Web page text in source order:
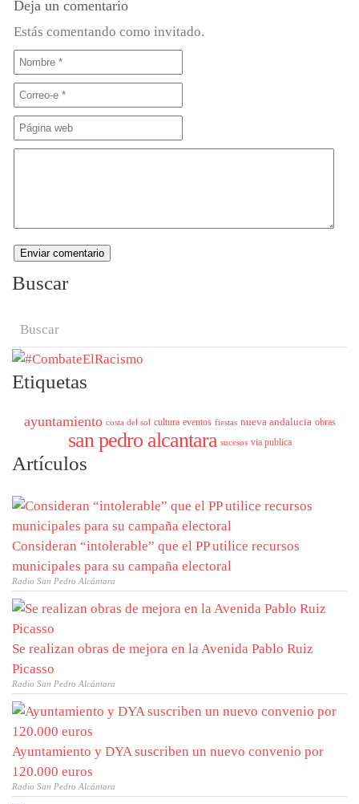
Deja un comentario
Estás comentando como invitado.
Buscar
Etiquetas
ayuntamiento costa del sol cultura eventos fiestas nueva andalucia obras
san pedro alcantara sucesos via publica
Artículos
Consideran “intolerable” que el PP utilice recursos
municipales para su campaña electoral
Radio San Pedro Alcántara
Se realizan obras de mejora en la Avenida Pablo Ruiz
Picasso
Radio San Pedro Alcántara
Ayuntamiento y DYA suscriben un nuevo convenio por
120.000 euros
Radio San Pedro Alcántara